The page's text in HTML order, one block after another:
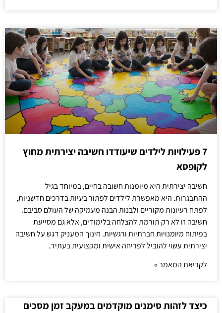
7 פעילויות לילדים שיעודדו חשיבה יצירתית מחוץ
לקופסא
חשיבה יצירתית היא מיומנות חשובה בחיים, במיוחד בגיל
ההתבגרות. היא מאפשרת לילדים לפתור בעיות בדרכים חדשניות,
לפתח רעיונות מקוריים ולבנות הבנה מעמיקה של העולם סביבם.
חשיבה זו לא רק תורמת להצלחה בלימודים, אלא גם מסייעת
בפיתוח מיומנויות חברתיות ורגשיות. חינוך המעניק דגש על חשיבה
יצירתית עשוי להוביל לפריחה אישית ומקצועית בעתיד.
לקריאת המאמר »
כיצד לזהות סימנים מוקדמים במעקב זמן מסכים